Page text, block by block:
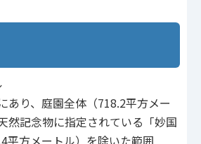
あり、庭園全体（718.2平方メー
然記念物に指定されている「妙国
平方メートル）を除いた範囲